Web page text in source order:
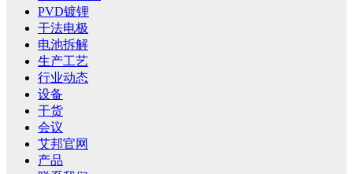
PVD镀锂
干法电极
电池拆解
生产工艺
行业动态
设备
干货
会议
艾邦官网
产品